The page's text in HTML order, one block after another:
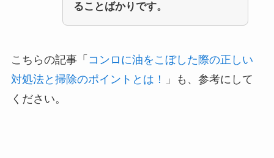
ることばかりです。
こちらの記事「 コンロに油をこぼした際の正しい
対処法と掃除のポイントとは！
」も、参考にして
ください。